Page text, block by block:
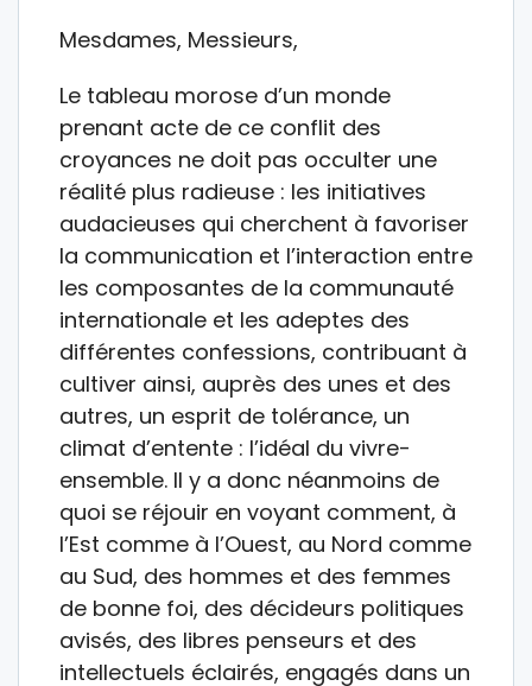
Mesdames, Messieurs,
Le tableau morose d’un monde
prenant acte de ce conflit des
croyances ne doit pas occulter une
réalité plus radieuse : les initiatives
audacieuses qui cherchent à favoriser
la communication et l’interaction entre
les composantes de la communauté
internationale et les adeptes des
différentes confessions, contribuant à
cultiver ainsi, auprès des unes et des
autres, un esprit de tolérance, un
climat d’entente : l’idéal du vivre-
ensemble. Il y a donc néanmoins de
quoi se réjouir en voyant comment, à
l’Est comme à l’Ouest, au Nord comme
au Sud, des hommes et des femmes
de bonne foi, des décideurs politiques
avisés, des libres penseurs et des
intellectuels éclairés, engagés dans un